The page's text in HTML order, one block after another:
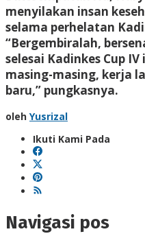
menyilakan insan
selama perhelatan
“Bergembiralah,
selesai Kadinkes Cup
masing-masing, kerja
baru,” pungkasnya.
oleh Yusrizal
Ikuti Kami Pada
Navigasi pos